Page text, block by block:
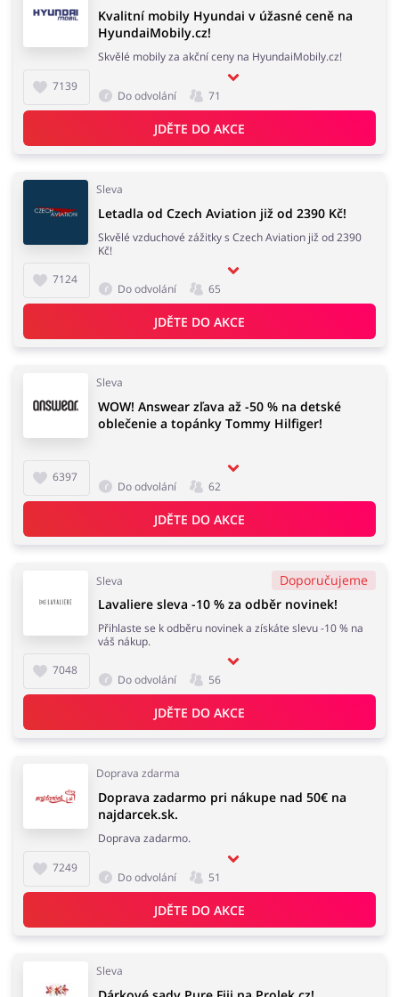
7139
Kvalitní mobily Hyundai v úžasné ceně na
HyundaiMobily.cz!
Skvělé mobily za akční ceny na HyundaiMobily.cz!
Do odvolání 71
JDĚTE DO AKCE
Sleva
7124
Letadla od Czech Aviation již od 2390 Kč!
Skvělé vzduchové zážitky s Czech Aviation již od 2390
Kč!
Do odvolání 65
JDĚTE DO AKCE
Sleva
6397
WOW! Answear zľava až -50 % na detské
oblečenie a topánky Tommy Hilfiger!
Do odvolání 62
JDĚTE DO AKCE
Sleva Doporučujeme
7048
Lavaliere sleva -10 % za odběr novinek!
Přihlaste se k odběru novinek a získáte slevu -10 % na
váš nákup.
Do odvolání 56
JDĚTE DO AKCE
Doprava zdarma
7249
Doprava zadarmo pri nákupe nad 50€ na
najdarcek.sk.
Doprava zadarmo.
Do odvolání 51
JDĚTE DO AKCE
Sleva